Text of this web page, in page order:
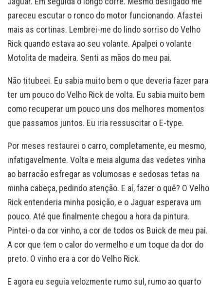
pareceu escutar o ronco do motor funcionando. Afastei
mais as cortinas. Lembrei-me do lindo sorriso do Velho
Rick quando estava ao seu volante. Apalpei o volante
Motolita de madeira. Senti as mãos do meu pai.
Não titubeei. Eu sabia muito bem o que deveria fazer para
ter um pouco do Velho Rick de volta. Eu sabia muito bem
como recuperar um pouco uns dos melhores momentos
que passamos juntos. Eu iria ressuscitar o E-type.
Por meses restaurei o carro, completamente, eu mesmo,
infatigavelmente. Volta e meia alguma das vedetes vinha
ao barracão esfregar as volumosas e sedosas tetas na
minha cabeça, pedindo atenção. E aí, fazer o quê? O Velho
Rick entenderia minha posição, e o Jaguar esperava um
pouco. Até que finalmente chegou a hora da pintura.
Pintei-o da cor vinho, a cor de todos os Buick de meu pai.
A cor que tem o calor do vermelho e um toque da dor do
preto. O vinho era a cor do Velho Rick.
E agora eu seguia velozmente rumo sul, rumo ao quarto